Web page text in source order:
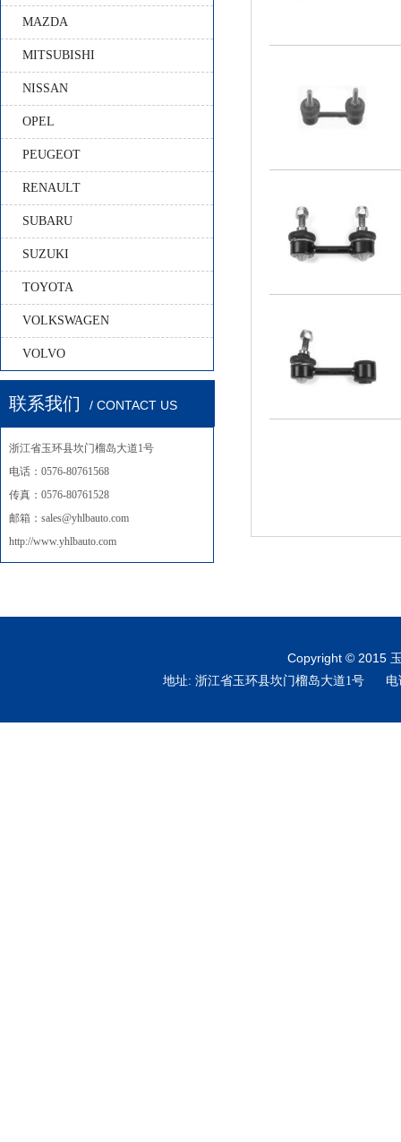
MAZDA
MITSUBISHI
NISSAN
OPEL
PEUGEOT
RENAULT
SUBARU
SUZUKI
TOYOTA
VOLKSWAGEN
VOLVO
联系我们 / CONTACT US
浙江省玉环县坎门榴岛大道1号
电话：0576-80761568
传真：0576-80761528
邮箱：sales@yhlbauto.com
http://www.yhlbauto.com
Copyright © 2015
地址: 浙江省玉环县坎门榴岛大道1号 电